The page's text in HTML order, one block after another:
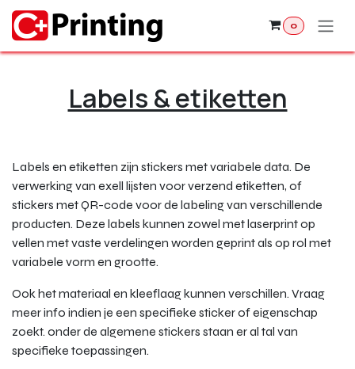
Overslaan naar inhoud
0
Labels & etiketten
Labels en etiketten zijn stickers met variabele data. De
verwerking van exell lijsten voor verzend etiketten, of
stickers met QR-code voor de labeling van verschillende
producten. Deze labels kunnen zowel met laserprint op
vellen met vaste verdelingen worden geprint als op rol met
variabele vorm en grootte.
Ook het materiaal en kleeflaag kunnen verschillen. Vraag
meer info indien je een specifieke sticker of eigenschap
zoekt. onder de algemene stickers staan er al tal van
specifieke toepassingen.